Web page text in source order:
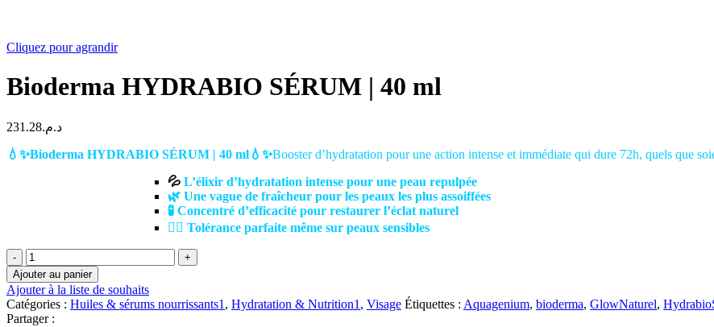
Cliquez pour agrandir
Bioderma HYDRABIO SÉRUM | 40 ml
د.م.231.28
💧✨Bioderma HYDRABIO SÉRUM | 40 ml💧✨Booster d’hydratation pour une action intense et immédiate qui dure 72h, quels que
💦 L’élixir d’hydratation intense pour une peau repulpée
🌿 Une vague de fraîcheur pour les peaux les plus assoiffées
🧪 Concentré d’efficacité pour restaurer l’éclat naturel
👩‍⚕️ Tolérance parfaite même sur peaux sensibles
quantité
de
Bioderma
HYDRABIO
SÉRUM
Ajouter au panier
Ajouter à la liste de souhaits
Catégories : Huiles & sérums nourrissants1 , Hydratation & Nutrition1 , Visage Étiquettes : Aquagenium, bioderma, GlowNaturel,
Partager :